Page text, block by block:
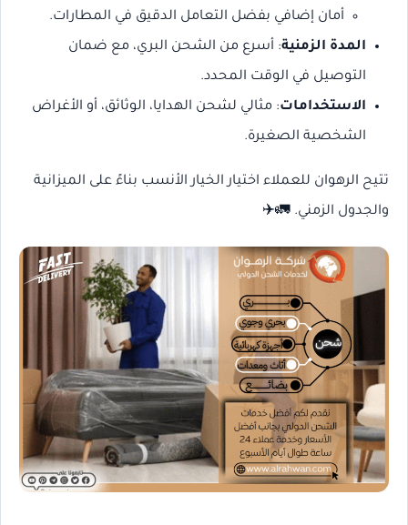
أمان إضافي بفضل التعامل الدقيق في المطارات.
المدة الزمنية: أسرع من الشحن البري، مع ضمان
التوصيل في الوقت المحدد.
الاستخدامات: مثالي لشحن الهدايا، الوثائق، أو الأغراض
الشخصية الصغيرة.
تتيح الرهوان للعملاء اختيار الخيار الأنسب بناءً على الميزانية
والجدول الزمني. 🚛✈️